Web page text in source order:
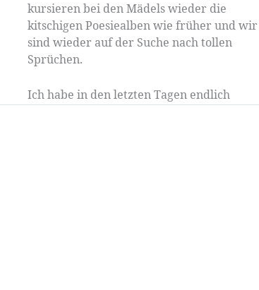
kursieren bei den Mädels wieder die
kitschigen Poesiealben wie früher und wir
sind wieder auf der Suche nach tollen
Sprüchen.
Ich habe in den letzten Tagen endlich